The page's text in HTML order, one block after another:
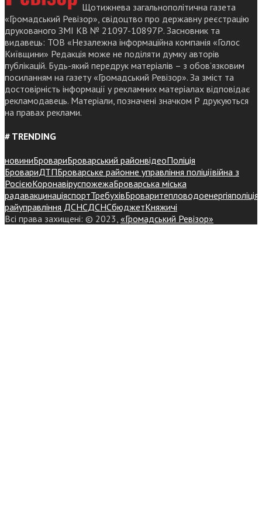
Щотижнева загальнополітична газета
«Громадський Ревізор», свідоцтво про державну реєстрацію
друкованого ЗМІ КВ № 21097-10897Р. Засновник та
видавець: ТОВ «Незалежна інформаційна компанія «Голос
Київщини» Редакція може не поділяти думку авторів
публікацій. Будь-який передрук матеріалів – з обов’язковим
посиланням на газету «Громадський Ревізор». За зміст та
достовірність інформації у рекламних матеріалах відповідає
рекламодавець. Матеріали, позначені значком Р друкуються
на правах реклами.
# TRENDING
новиниБровариБроварський районвідеоПоліція
БровариДТПБроварське районне управління поліціївійна з
РосієюКоронавіруспожежаБроварська міська
радавакцинаціяспортТребухівБроваритепловодоенергіяполіція
райуправління ДСНСДСНСбюджетКняжичі
Всі права захищені: © 2023, «Громадський Ревізор»